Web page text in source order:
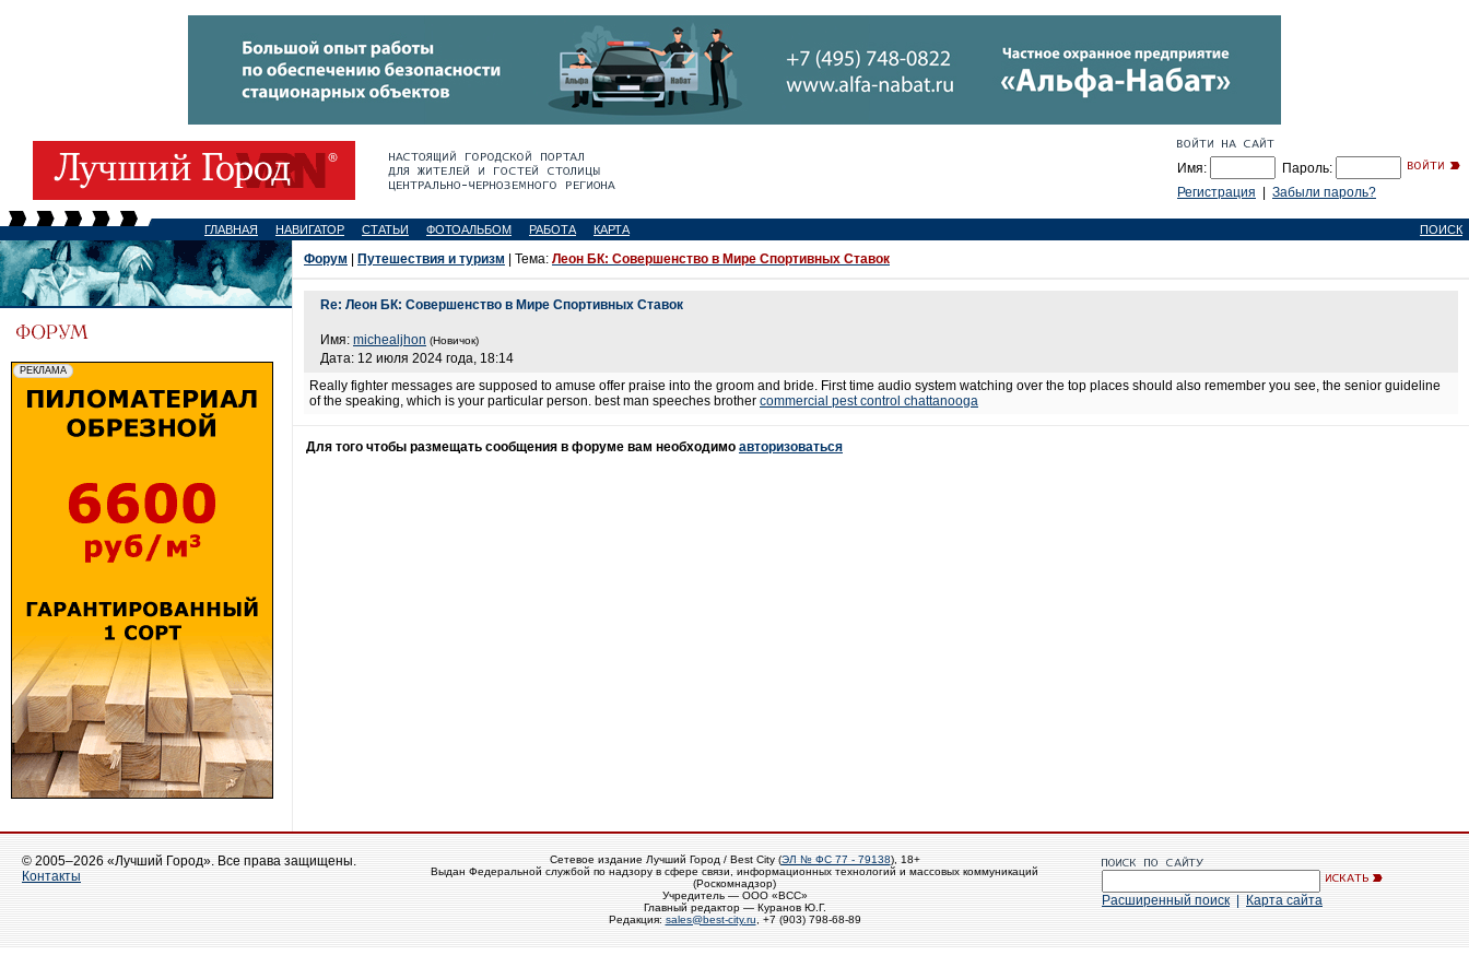
Имя:
Пароль:
Регистрация
Забыли пароль?
ГЛАВНАЯ НАВИГАТОР СТАТЬИ ФОТОАЛЬБОМ РАБОТА КАРТА ПОИСК
Форум Путешествия и туризм | Тема: Леон БК: Совершенство в Мире Спортивных Ставок
Re: Леон БК: Совершенство в Мире Спортивных Ставок
Имя: michealjhon (Новичок)
Дата: 12 июля 2024 года, 18:14
Really fighter messages are supposed to amuse offer praise into the groom and bride. First time audio system watching over the top places should also remember you see, the senior guideline
of the speaking, which is your particular person. best man speeches brother commercial pest control chattanooga
Для того чтобы размещать сообщения в форуме вам необходимо авторизоваться
© 2005–2026 «Лучший Город». Все права защищены.
Контакты
Сетевое издание Лучший Город / Best City (ЭЛ № ФС 77 - 79138), 18+
Выдан Федеральной службой по надзору в сфере связи, информационных технологий и массовых коммуникаций
(Роскомнадзор)
Учредитель — ООО «ВСС»
Главный редактор — Куранов Ю.Г.
Редакция: sales@best-city.ru , +7 (903) 798-68-89
Расширенный поиск Карта сайта